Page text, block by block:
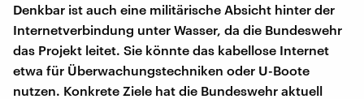
Denkbar ist auch eine militärische Absicht hinter der
Internetverbindung unter Wasser, da die Bundeswehr
das Projekt leitet. Sie könnte das kabellose Internet
etwa für Überwachungstechniken oder U-Boote
nutzen. Konkrete Ziele hat die Bundeswehr aktuell